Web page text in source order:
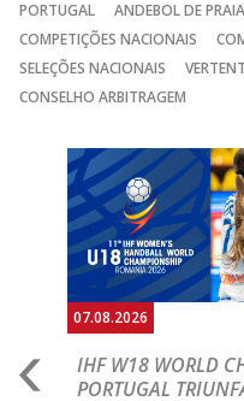
PORTUGAL
ANDEBOL DE PRAIA
COMPETIÇÕES NACIONAIS
SELEÇÕES NACIONAIS
CONSELHO ARBITRAGEM
07.08.2026
IHF W18 WORLD
PORTUGAL
Anterior